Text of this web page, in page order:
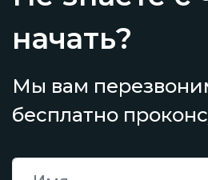
начать?
Мы вам
бесплатно